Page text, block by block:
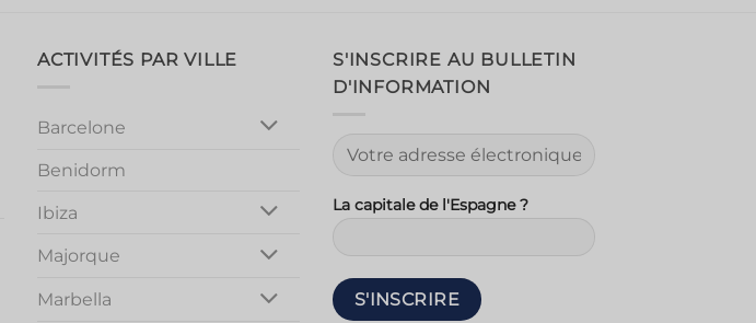
ACTIVITÉS PAR VILLE
Barcelone
Benidorm
Ibiza
Majorque
Marbella
S'INSCRIRE AU BULLETIN
D'INFORMATION
La capitale de l'Espagne ?